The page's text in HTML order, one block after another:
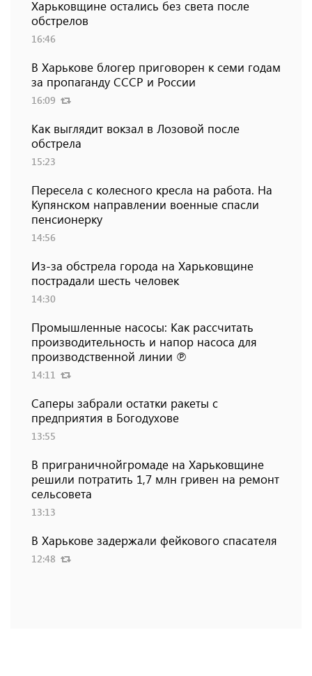
Харьковщине остались без света после
обстрелов
16:46
В Харькове блогер приговорен к семи годам
за пропаганду СССР и России
16:09
Как выглядит вокзал в Лозовой после
обстрела
15:23
Пересела с колесного кресла на работа. На
Купянском направлении военные спасли
пенсионерку
14:56
Из-за обстрела города на Харьковщине
пострадали шесть человек
14:30
Промышленные насосы: Как рассчитать
производительность и напор насоса для
производственной линии ℗
14:11
Саперы забрали остатки ракеты с
предприятия в Богодухове
13:55
В приграничнойгромаде на Харьковщине
решили потратить 1,7 млн ​​гривен на ремонт
сельсовета
13:13
В Харькове задержали фейкового спасателя
12:48